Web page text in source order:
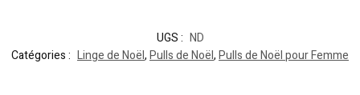
UGS : ND
Catégories : Linge de Noël,Pulls de Noël,Pulls de Noël pour Femme